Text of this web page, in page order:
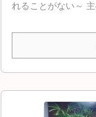
れることがない～